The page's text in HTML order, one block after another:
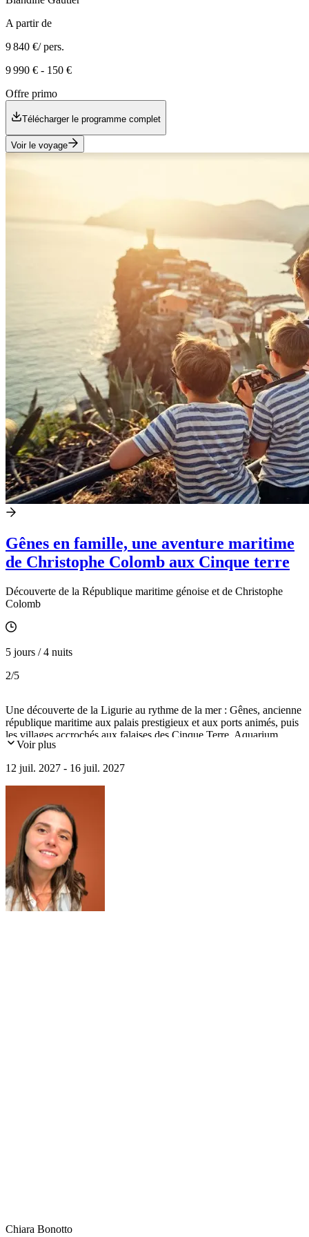
A partir de
9 840 €/ pers.
9 990 € - 150 €
Offre primo
Télécharger le programme complet
Voir le voyage
Gênes en famille, une aventure maritime
de Christophe Colomb aux Cinque terre
Découverte de la République maritime génoise et de Christophe
Colomb
5 jours / 4 nuits
2/5
Une découverte de la Ligurie au rythme de la mer : Gênes, ancienne
république maritime aux palais prestigieux et aux ports animés, puis
les villages accrochés aux falaises des Cinque Terre. Aquarium,
excursion en bateau, musée de la mer et atelier pesto ponctueront ce
vivent au bord de l’eau.
Voir plus
12 juil. 2027 - 16 juil. 2027
Chiara Bonotto